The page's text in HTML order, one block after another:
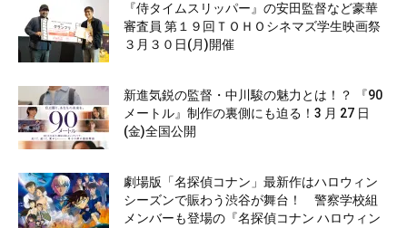
『侍タイムスリッパー』の安田監督など豪華
審査員 第１９回ＴＯＨＯシネマズ学生映画祭
３月３０日(月)開催
新進気鋭の監督・中川駿の魅力とは！？ 『90
メートル』制作の裏側にも迫る！3 月 27 日
(金)全国公開
劇場版「名探偵コナン」最新作はハロウィン
シーズンで賑わう渋谷が舞台！ 警察学校組
メンバーも登場の『名探偵コナン ハロウィン